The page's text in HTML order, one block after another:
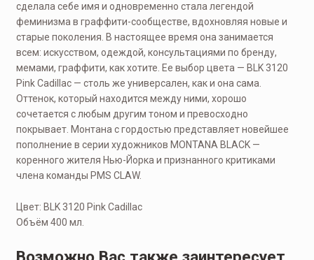
сделала себе имя и одновременно стала легендой
феминизма в граффити-сообществе, вдохновляя новые и
старые поколения. В настоящее время она занимается
всем: искусством, одеждой, консультациями по бренду,
мемами, граффити, как хотите. Ее выбор цвета — BLK 3120
Pink Cadillac — столь же универсален, как и она сама.
Оттенок, который находится между ними, хорошо
сочетается с любым другим тоном и превосходно
покрывает. Монтана с гордостью представляет новейшее
пополнение в серии художников MONTANA BLACK —
коренного жителя Нью-Йорка и признанного критиками
члена команды PMS CLAW.
Цвет: BLK 3120 Pink Cadillac
Объём 400 мл.